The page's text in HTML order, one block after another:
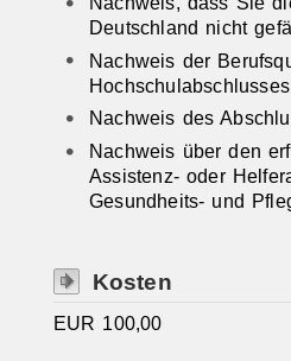
Deutschland nicht
Nachweis der
Nachweis des
Nachweis über den
Assistenz- oder
Gesundheits- und
Kosten
EUR 100,00